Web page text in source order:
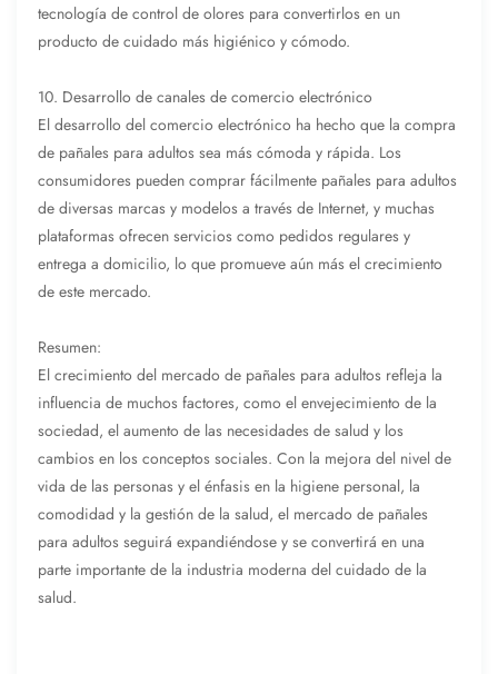
tecnología de control de olores para convertirlos en un
producto de cuidado más higiénico y cómodo.
10. Desarrollo de canales de comercio electrónico
El desarrollo del comercio electrónico ha hecho que la compra
de pañales para adultos sea más cómoda y rápida. Los
consumidores pueden comprar fácilmente pañales para adultos
de diversas marcas y modelos a través de Internet, y muchas
plataformas ofrecen servicios como pedidos regulares y
entrega a domicilio, lo que promueve aún más el crecimiento
de este mercado.
Resumen:
El crecimiento del mercado de pañales para adultos refleja la
influencia de muchos factores, como el envejecimiento de la
sociedad, el aumento de las necesidades de salud y los
cambios en los conceptos sociales. Con la mejora del nivel de
vida de las personas y el énfasis en la higiene personal, la
comodidad y la gestión de la salud, el mercado de pañales
para adultos seguirá expandiéndose y se convertirá en una
parte importante de la industria moderna del cuidado de la
salud.